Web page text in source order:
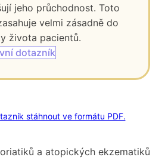
jeho průchodnost. Toto
velmi zásadně do
života pacientů.
dotazník
stáhnout ve formátu PDF.
a atopických ekzematiků